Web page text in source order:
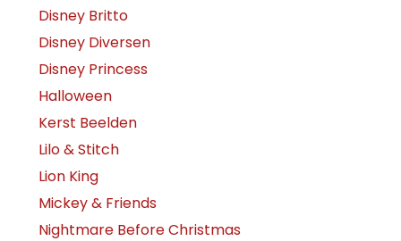
Disney Britto
Disney Diversen
Disney Princess
Halloween
Kerst Beelden
Lilo & Stitch
Lion King
Mickey & Friends
Nightmare Before Christmas